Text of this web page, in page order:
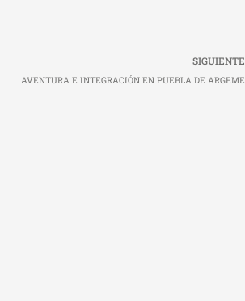
SIGUIENTE
AVENTURA E INTEGRACIÓN EN PUEBLA DE ARGEME